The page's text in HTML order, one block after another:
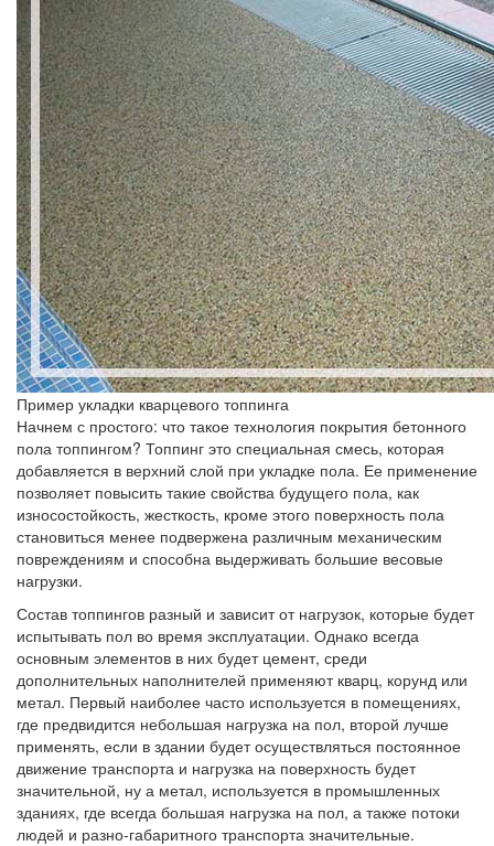
Пример укладки кварцевого топпинга
Начнем с простого: что такое технология покрытия бетонного
пола топпингом? Топпинг это специальная смесь, которая
добавляется в верхний слой при укладке пола. Ее применение
позволяет повысить такие свойства будущего пола, как
износостойкость, жесткость, кроме этого поверхность пола
становиться менее подвержена различным механическим
повреждениям и способна выдерживать большие весовые
нагрузки.
Состав топпингов разный и зависит от нагрузок, которые будет
испытывать пол во время эксплуатации. Однако всегда
основным элементов в них будет цемент, среди
дополнительных наполнителей применяют кварц, корунд или
метал. Первый наиболее часто используется в помещениях,
где предвидится небольшая нагрузка на пол, второй лучше
применять, если в здании будет осуществляться постоянное
движение транспорта и нагрузка на поверхность будет
значительной, ну а метал, используется в промышленных
зданиях, где всегда большая нагрузка на пол, а также потоки
людей и разно-габаритного транспорта значительные.